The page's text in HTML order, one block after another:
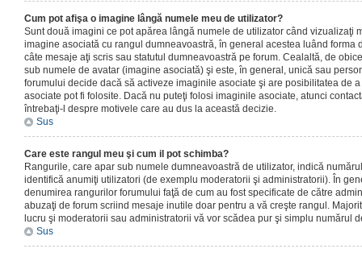
Cum pot afişa o imagine lângă numele meu de utilizator?
Sunt două imagini ce pot apărea lângă numele de utilizator când vizualizaţi
imagine asociată cu rangul dumneavoastră, în general acestea luând forma
câte mesaje aţi scris sau statutul dumneavoastră pe forum. Cealaltă, de
sub numele de avatar (imagine asociată) şi este, în general, unică sau
forumului decide dacă să activeze imaginile asociate şi are posibilitatea de
asociate pot fi folosite. Dacă nu puteţi folosi imaginile asociate, atunci
întrebaţi-l despre motivele care au dus la această decizie.
Sus
Care este rangul meu şi cum il pot schimba?
Rangurile, care apar sub numele dumneavoastră de utilizator, indică
identifică anumiţi utilizatori (de exemplu moderatorii şi administratorii). În
denumirea rangurilor forumului faţă de cum au fost specificate de către
abuzaţi de forum scriind mesaje inutile doar pentru a vă creşte rangul.
lucru şi moderatorii sau administratorii vă vor scădea pur şi simplu numărul
Sus